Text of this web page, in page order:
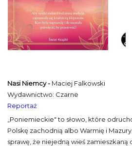
Nasi Niemcy - Maciej Falkowski
Wydawnictwo: Czarne
Reportaż
„Poniemieckie" to słowo, które
Polskę zachodnią albo Warmię i
sprawę, że niejedną wieś